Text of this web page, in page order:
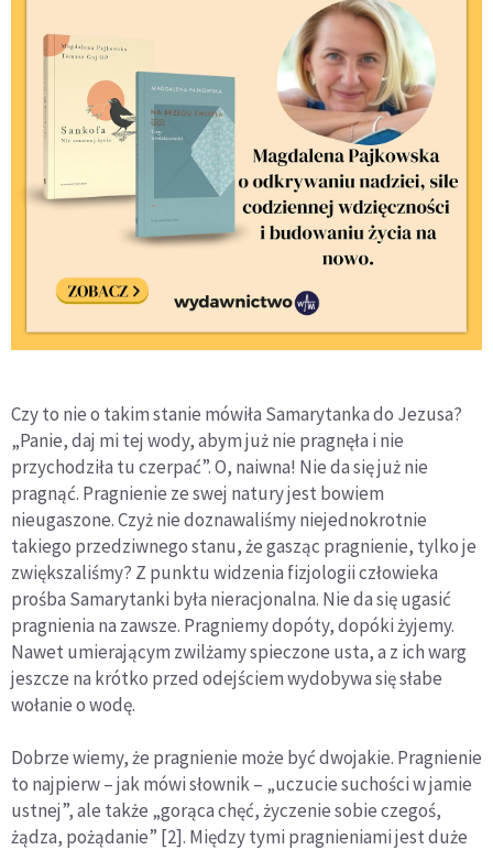
Czy to nie o takim stanie mówiła Samarytanka do Jezusa?
„Panie, daj mi tej wody, abym już nie pragnęła i nie
przychodziła tu czerpać”. O, naiwna! Nie da się już nie
pragnąć. Pragnienie ze swej natury jest bowiem
nieugaszone. Czyż nie doznawaliśmy niejednokrotnie
takiego przedziwnego stanu, że gasząc pragnienie, tylko je
zwiększaliśmy? Z punktu widzenia fizjologii człowieka
prośba Samarytanki była nieracjonalna. Nie da się ugasić
pragnienia na zawsze. Pragniemy dopóty, dopóki żyjemy.
Nawet umierającym zwilżamy spieczone usta, a z ich warg
jeszcze na krótko przed odejściem wydobywa się słabe
wołanie o wodę.
Dobrze wiemy, że pragnienie może być dwojakie. Pragnienie
to najpierw – jak mówi słownik – „uczucie suchości w jamie
ustnej”, ale także „gorąca chęć, życzenie sobie czegoś,
żądza, pożądanie” [2]. Między tymi pragnieniami jest duże